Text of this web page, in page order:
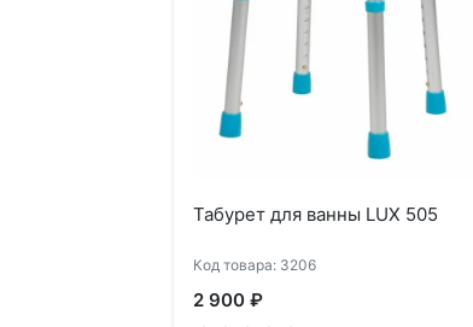
Табурет для ванны LUX 505
Код товара: 3206
2 900 ₽